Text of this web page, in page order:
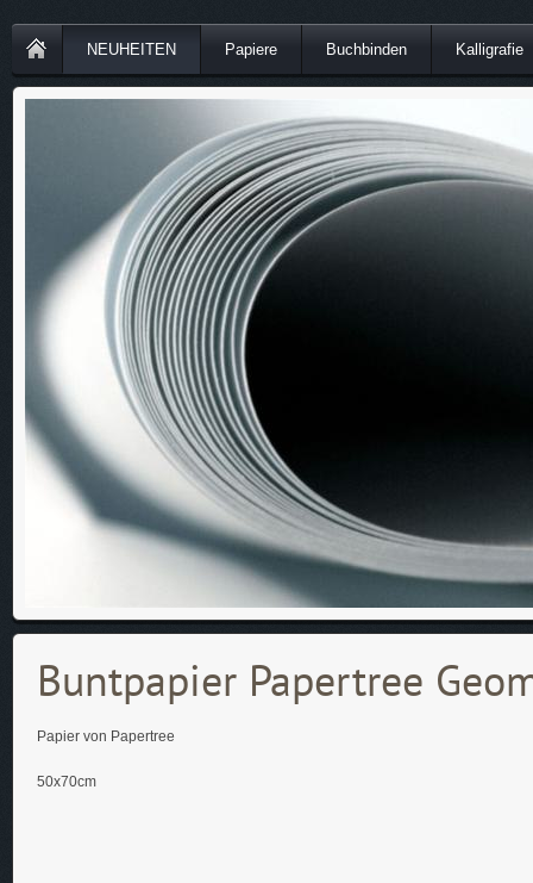
NEUHEITEN Papiere Buchbinden Kalligrafie
Buntpapier Papertree
Papier von Papertree
50x70cm